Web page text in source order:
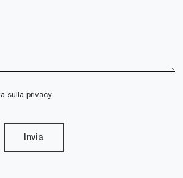
sulla privacy
Invia